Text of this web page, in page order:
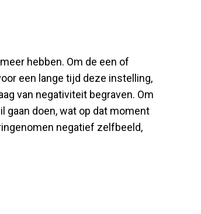
hebben. Om de een of
een lange tijd deze instelling,
van negativiteit begraven. Om
gaan doen, wat op dat moment
negatief zelfbeeld,